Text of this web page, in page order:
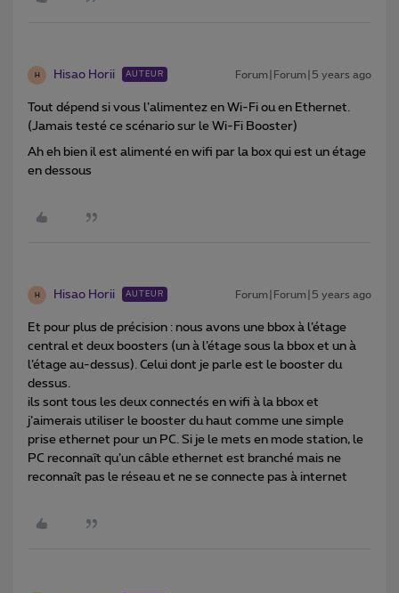
H Hisao Horii AUTEUR Forum|Forum|5 years ago
Tout dépend si vous l’alimentez en Wi-Fi ou en Ethernet.
(Jamais testé ce scénario sur le Wi-Fi Booster)
Ah eh bien il est alimenté en wifi par la box qui est un étage
en dessous
H Hisao Horii AUTEUR Forum|Forum|5 years ago
Et pour plus de précision : nous avons une bbox à l’étage
central et deux boosters (un à l’étage sous la bbox et un à
l’étage au-dessus). Celui dont je parle est le booster du
dessus.
ils sont tous les deux connectés en wifi à la bbox et
j’aimerais utiliser le booster du haut comme une simple
prise ethernet pour un PC. Si je le mets en mode station, le
PC reconnaît qu’un câble ethernet est branché mais ne
reconnaît pas le réseau et ne se connecte pas à internet